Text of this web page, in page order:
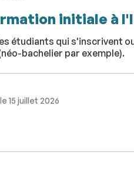
initiale à
étudiants qui s'inscrivent
bachelier par exemple).
15 juillet 2026